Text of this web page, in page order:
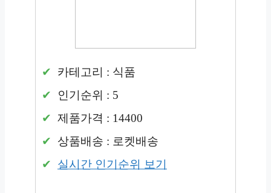
카테고리 : 식품
인기순위 : 5
제품가격 : 14400
상품배송 : 로켓배송
실시간 인기순위 보기